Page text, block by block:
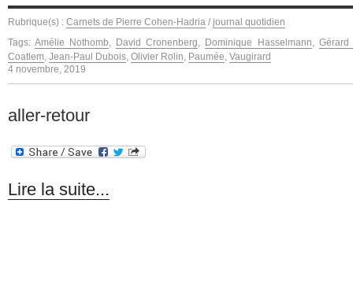
Rubrique(s) : Carnets de Pierre Cohen-Hadria / journal quotidien
Tags:Amélie Nothomb, David Cronenberg, Dominique Hasselmann, Gérard
Coatlem, Jean-Paul Dubois, Olivier Rolin, Paumée, Vaugirard
4 novembre, 2019
aller-retour
Lire la suite...